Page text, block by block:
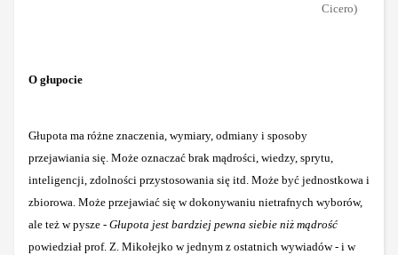
Cicero)
O głupocie
Głupota ma różne znaczenia, wymiary, odmiany i sposoby
przejawiania się. Może oznaczać brak mądrości, wiedzy, sprytu,
inteligencji, zdolności przystosowania się itd. Może być jednostkowa i
zbiorowa. Może przejawiać się w dokonywaniu nietrafnych wyborów,
ale też w pysze - Głupota jest bardziej pewna siebie niż mądrość
powiedział prof. Z. Mikołejko w jednym z ostatnich wywiadów - i w